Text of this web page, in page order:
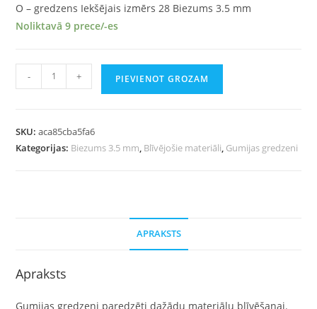
O – gredzens Iekšējais izmērs 28 Biezums 3.5 mm
Noliktavā 9 prece/-es
- + PIEVIENOT GROZAM
SKU:aca85cba5fa6
Kategorijas: Biezums 3.5 mm, Blīvējošie materiāli, Gumijas gredzeni
APRAKSTS
Apraksts
Gumijas gredzeni paredzēti dažādu materiālu blīvēšanai.